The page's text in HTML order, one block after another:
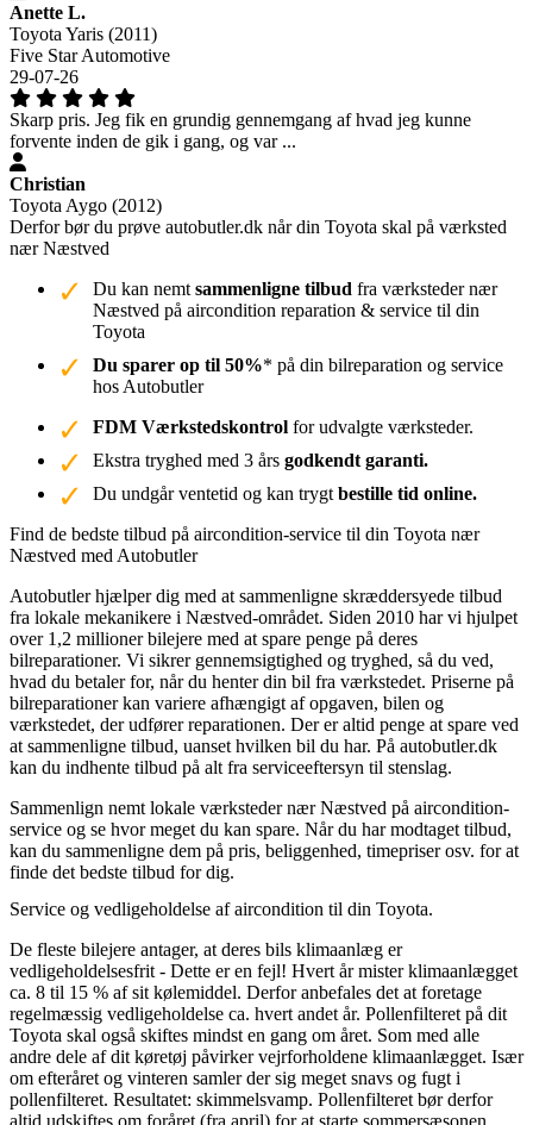
Anette L.
Toyota Yaris (2011)
Five Star Automotive
29-07-26
Skarp pris. Jeg fik en grundig gennemgang af hvad jeg kunne
forvente inden de gik i gang, og var ...
Christian
Toyota Aygo (2012)
Derfor bør du prøve autobutler.dk når din Toyota skal på værksted
nær Næstved
Du kan nemt sammenligne tilbud fra værksteder nær
Næstved på aircondition reparation & service til din
Toyota
Du sparer op til 50%* på din bilreparation og service
hos Autobutler
FDM Værkstedskontrol for udvalgte værksteder.
Ekstra tryghed med 3 års godkendt garanti.
Du undgår ventetid og kan trygt bestille tid online.
Find de bedste tilbud på aircondition-service til din Toyota nær
Næstved med Autobutler
Autobutler hjælper dig med at sammenligne skræddersyede tilbud
fra lokale mekanikere i Næstved-området. Siden 2010 har vi hjulpet
over 1,2 millioner bilejere med at spare penge på deres
bilreparationer. Vi sikrer gennemsigtighed og tryghed, så du ved,
hvad du betaler for, når du henter din bil fra værkstedet. Priserne på
bilreparationer kan variere afhængigt af opgaven, bilen og
værkstedet, der udfører reparationen. Der er altid penge at spare ved
at sammenligne tilbud, uanset hvilken bil du har. På autobutler.dk
kan du indhente tilbud på alt fra serviceeftersyn til stenslag.
Sammenlign nemt lokale værksteder nær Næstved på aircondition-
service og se hvor meget du kan spare. Når du har modtaget tilbud,
kan du sammenligne dem på pris, beliggenhed, timepriser osv. for at
finde det bedste tilbud for dig.
Service og vedligeholdelse af aircondition til din Toyota.
De fleste bilejere antager, at deres bils klimaanlæg er
vedligeholdelsesfrit - Dette er en fejl! Hvert år mister klimaanlægget
ca. 8 til 15 % af sit kølemiddel. Derfor anbefales det at foretage
regelmæssig vedligeholdelse ca. hvert andet år. Pollenfilteret på dit
Toyota skal også skiftes mindst en gang om året. Som med alle
andre dele af dit køretøj påvirker vejrforholdene klimaanlægget. Især
om efteråret og vinteren samler der sig meget snavs og fugt i
pollenfilteret. Resultatet: skimmelsvamp. Pollenfilteret bør derfor
altid udskiftes om foråret (fra april) for at starte sommersæsonen